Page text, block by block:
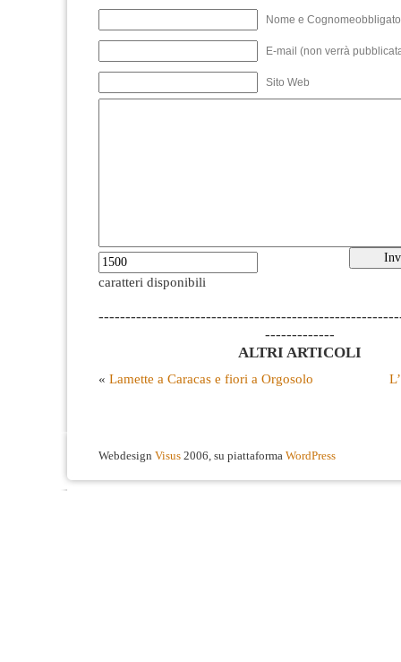
Nome e
E-mail (non verrà
Sito Web
caratteri disponibili
-------------
ALTRI ARTICOLI
« Lamette a Caracas e fiori a Orgosolo
Webdesign Visus 2006, su piattaforma WordPress